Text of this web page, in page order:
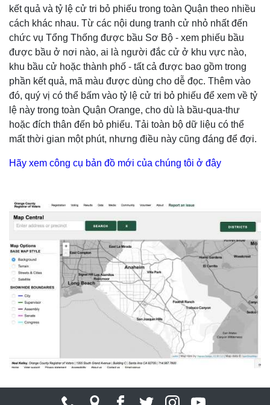
kết quả và tỷ lệ cử tri bỏ phiếu trong toàn Quận theo nhiều
cách khác nhau. Từ các nội dung tranh cử nhỏ nhất đến
chức vụ Tổng Thống được bầu Sơ Bộ - xem phiếu bầu
được bầu ở nơi nào, ai là người đắc cử ở khu vực nào,
khu bầu cử hoặc thành phố - tất cả được bao gồm trong
phần kết quả, mã màu được dùng cho dễ đọc. Thêm vào
đó, quý vị có thể bấm vào tỷ lệ cử tri bỏ phiếu để xem về tỷ
lệ này trong toàn Quận Orange, cho dù là bầu-qua-thư
hoặc đích thân đến bỏ phiếu. Tải toàn bộ dữ liệu có thể
mất thời gian một phút, nhưng điều này cũng đáng để đợi.
Hãy xem công cụ bản đồ mới của chúng tôi ở đây